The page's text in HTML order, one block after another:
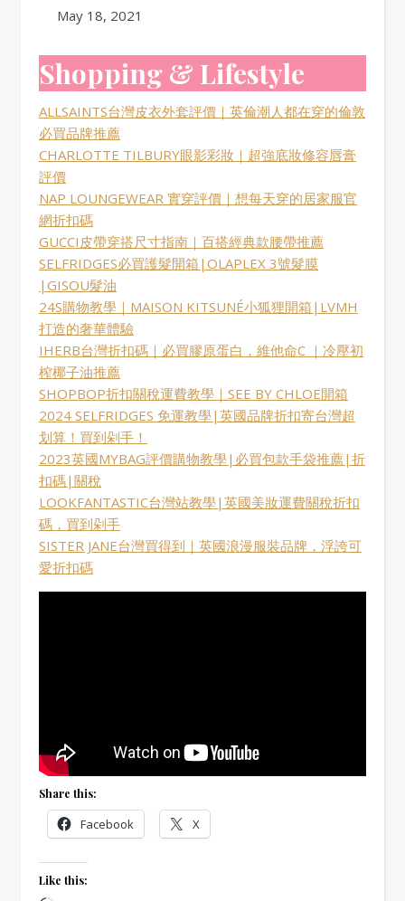
Date
May 18, 2021
Shopping & Lifestyle
ALLSAINTS台灣皮衣外套評價｜英倫潮人都在穿的倫敦
必買品牌推薦
CHARLOTTE TILBURY眼影彩妝｜超強底妝修容唇膏
評價
NAP LOUNGEWEAR 實穿評價｜想每天穿的居家服官
網折扣碼
GUCCI皮帶穿搭尺寸指南｜百搭經典款腰帶推薦
SELFRIDGES必買護髮開箱|OLAPLEX 3號髮膜
|GISOU髮油
24S購物教學｜MAISON KITSUNÉ小狐狸開箱|LVMH
打造的奢華體驗
IHERB台灣折扣碼｜必買膠原蛋白，維他命C ｜冷壓初
榨椰子油推薦
SHOPBOP折扣關稅運費教學｜SEE BY CHLOE開箱
2024 SELFRIDGES 免運教學|英國品牌折扣寄台灣超
划算！買到剁手！
2023英國MYBAG評價購物教學|必買包款手袋推薦|折
扣碼|關稅
LOOKFANTASTIC台灣站教學|英國美妝運費關稅折扣
碼，買到剁手
SISTER JANE台灣買得到｜英國浪漫服裝品牌，浮誇可
愛折扣碼
Share this:
Facebook X
Like this: